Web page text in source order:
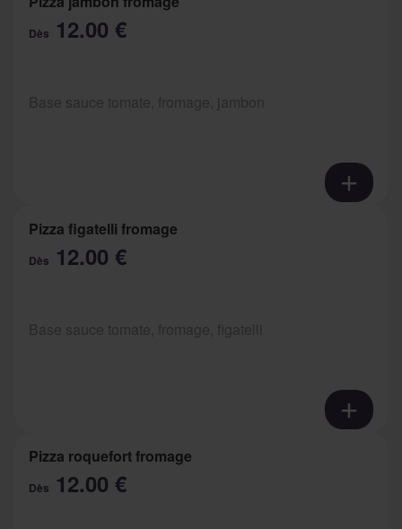
Dès 12.00 €
Pizza figatelli fromage
Dès 12.00 €
Pizza roquefort fromage
Dès 12.00 €